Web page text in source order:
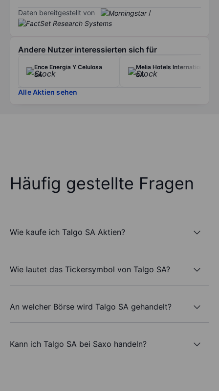
Daten bereitgestellt von /
Andere Nutzer interessierten sich für
Ence Energia Y Celulosa
SA
Melia Hotels International
SA
Alle Aktien sehen
Häufig gestellte Fragen
Wie kaufe ich Talgo SA Aktien?
Wie lautet das Tickersymbol von Talgo SA?
An welcher Börse wird Talgo SA gehandelt?
Kann ich Talgo SA bei Saxo handeln?